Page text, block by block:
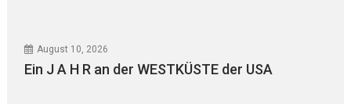
August 10, 2026
Ein J A H R an der WESTKÜSTE der USA